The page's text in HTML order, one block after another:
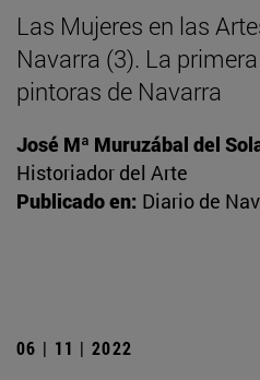
Las Mujeres en las
Navarra (3). La
pintoras de Navarra
José Mª Muruzábal del
Historiador del Arte
Publicado en: Diario de
06 | 11 | 2022